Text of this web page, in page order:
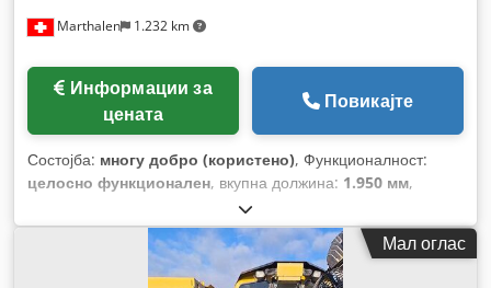
Marthalen 1.232 km
цената
Повикајте
Состојба: многу добро (користено), Функционалност:
целосно функционален, вкупна должина: 1.950 мм,
, вкупна висина:
Мал оглас